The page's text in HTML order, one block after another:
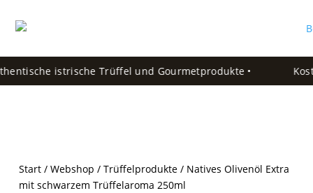
istrische Trüffel und Gourmetprodukte •
Start/ Webshop / Trüffelprodukte/ Natives Olivenöl Extra
mit schwarzem Trüffelaroma 250ml